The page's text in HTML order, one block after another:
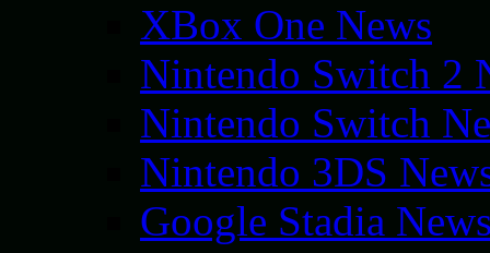
XBox One News
Nintendo Switch 2
Nintendo Switch
Nintendo 3DS
Google Stadia